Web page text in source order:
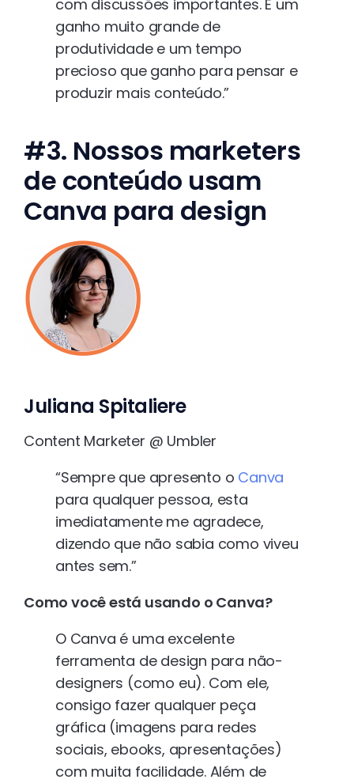
com discussões importantes. É um
ganho muito grande de
produtividade e um tempo
precioso que ganho para pensar e
produzir mais conteúdo.”
#3. Nossos marketers
de conteúdo usam
Canva para design
Juliana Spitaliere
Content Marketer @ Umbler
“Sempre que apresento o Canva
para qualquer pessoa, esta
imediatamente me agradece,
dizendo que não sabia como viveu
antes sem.”
Como você está usando o Canva?
O Canva é uma excelente
ferramenta de design para não-
designers (como eu). Com ele,
consigo fazer qualquer peça
gráfica (imagens para redes
sociais, ebooks, apresentações)
com muita facilidade. Além de